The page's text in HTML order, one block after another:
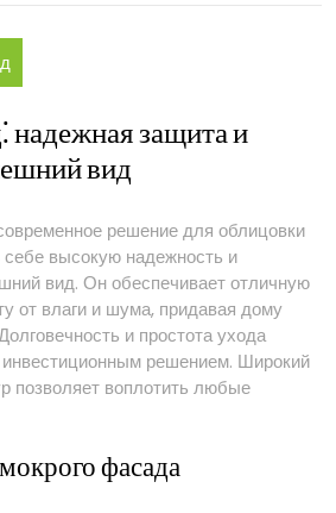
дома
надежная защита и
вид
решение для облицовки
высокую надежность и
вид. Он обеспечивает отличную
от влаги и шума, придавая дому
и простота ухода
решением. Широкий
позволяет воплотить любые
фасада